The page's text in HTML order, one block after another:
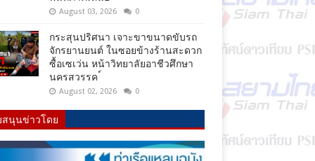
August 03, 2026 0
กระสุนปริศนา เจาะขาขนาดขับรถ
จักรยานยนต์ ในซอยข้างร้านสะดวก
ซื้อเซเว่น หน้าวิทยาลัยอาชีวศึกษา
นครสวรรค ์
August 02, 2026 0
นุนข่าวโดย